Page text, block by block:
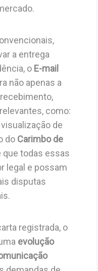
a entrega
o E-mail
não apenas a
como:
de
do Carimbo de
que todas essas
legal e possam
disputas
registrada, o
evolução